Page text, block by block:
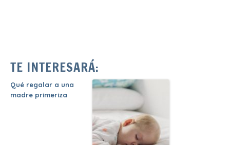
TE INTERESARÁ:
Qué regalar a una
madre primeriza